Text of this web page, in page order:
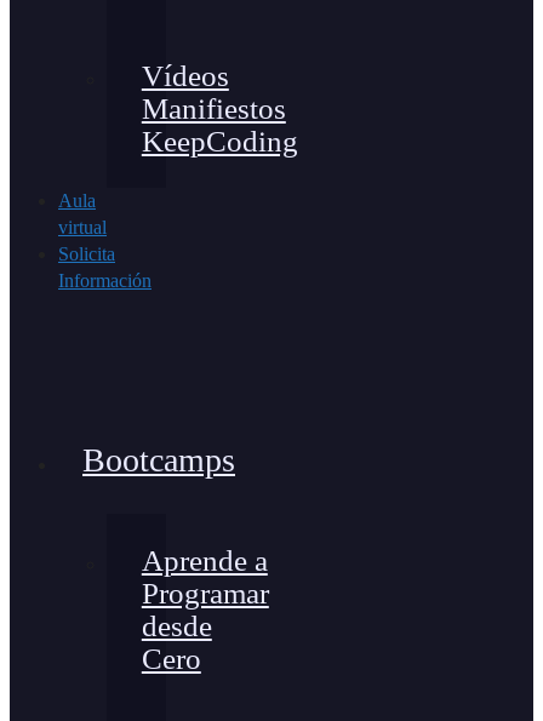
Vídeos
Manifiestos
KeepCoding
Aula
virtual
Solicita
Información
Bootcamps
Aprende a
Programar
desde
Cero